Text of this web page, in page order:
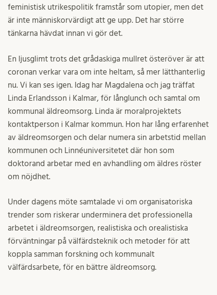
feministisk utrikespolitik framstår som utopier, men det
är inte människorvärdigt att ge upp. Det har större
tänkarna hävdat innan vi gör det.
En ljusglimt trots det grådaskiga mullret österöver är att
coronan verkar vara om inte heltam, så mer lätthanterlig
nu. Vi kan ses igen. Idag har Magdalena och jag träffat
Linda Erlandsson i Kalmar, för långlunch och samtal om
kommunal äldreomsorg. Linda är moralprojektets
kontaktperson i Kalmar kommun. Hon har lång erfarenhet
av äldreomsorgen och delar numera sin arbetstid mellan
kommunen och Linnéuniversitetet där hon som
doktorand arbetar med en avhandling om äldres röster
om nöjdhet.
Under dagens möte samtalade vi om organisatoriska
trender som riskerar underminera det professionella
arbetet i äldreomsorgen, realistiska och orealistiska
förväntningar på välfärdsteknik och metoder för att
koppla samman forskning och kommunalt
välfärdsarbete, för en bättre äldreomsorg.